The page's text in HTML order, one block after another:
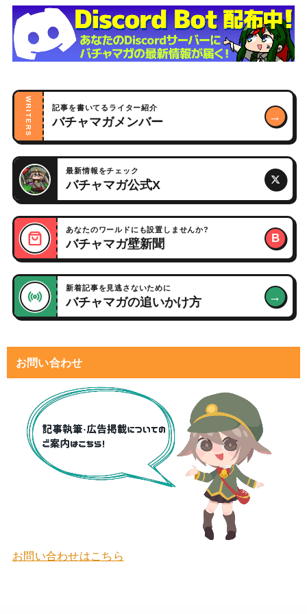
WRITERS 記事を書いてるライター紹介
バチャマガメンバー →
最新情報をチェック
バチャマガ公式X
あなたのワールドにも設置しませんか?
バチャマガ壁新聞 B
新着記事を見逃さないために
バチャマガの追いかけ方 →
お問い合わせ
お問い合わせはこちら